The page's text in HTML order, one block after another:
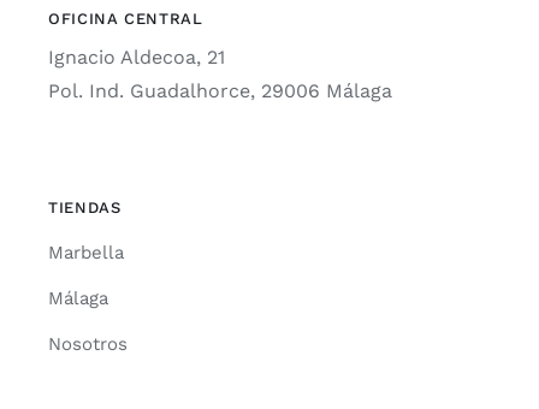
OFICINA CENTRAL
Ignacio Aldecoa, 21
Pol. Ind. Guadalhorce, 29006 Málaga
TIENDAS
Marbella
Málaga
Nosotros